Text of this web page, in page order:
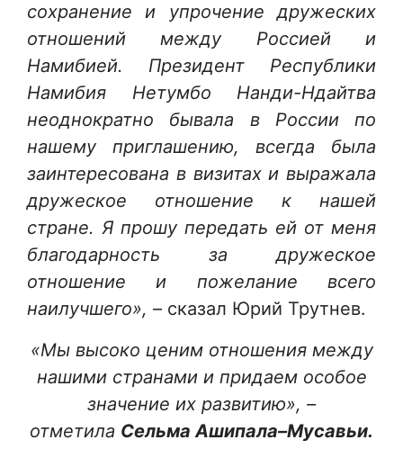
сохранение и упрочение дружеских
отношений между Россией и
Намибией. Президент Республики
Намибия Нетумбо Нанди-Ндайтва
неоднократно бывала в России по
нашему приглашению, всегда была
заинтересована в визитах и выражала
дружеское отношение к нашей
стране. Я прошу передать ей от меня
благодарность за дружеское
отношение и пожелание всего
наилучшего», – сказал Юрий Трутнев.
«Мы высоко ценим отношения между
нашими странами и придаем особое
значение их развитию», –
отметила Сельма Ашипала–Мусавьи.